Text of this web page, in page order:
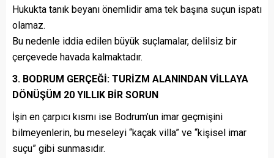
Hukukta tanık beyanı önemlidir ama tek başına suçun ispatı
olamaz.
Bu nedenle iddia edilen büyük suçlamalar, delilsiz bir
çerçevede havada kalmaktadır.
3. BODRUM GERÇEĞİ: TURİZM ALANINDAN VİLLAYA
DÖNÜŞÜM 20 YILLIK BİR SORUN
İşin en çarpıcı kısmı ise Bodrum’un imar geçmişini
bilmeyenlerin, bu meseleyi “kaçak villa” ve “kişisel imar
suçu” gibi sunmasıdır.